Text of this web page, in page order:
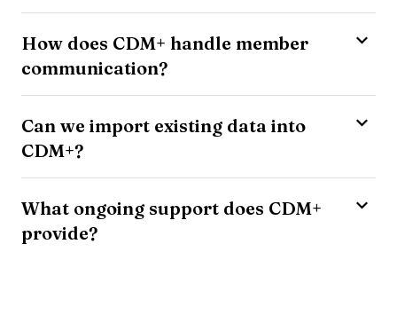
How does CDM+ handle member
communication?
Can we import existing data into
CDM+?
What ongoing support does CDM+
provide?